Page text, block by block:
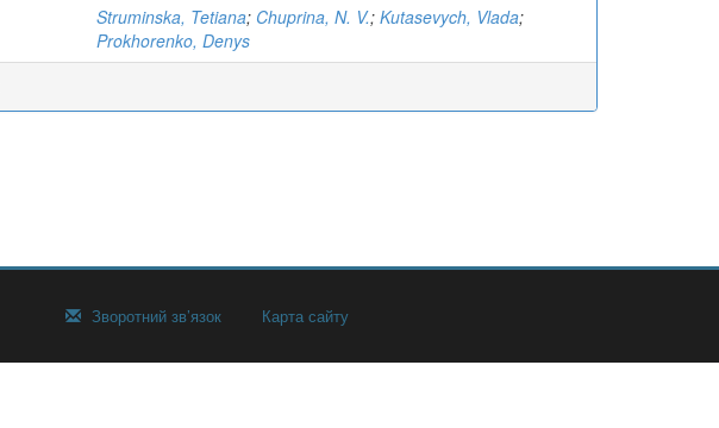
Struminska, Tetiana; Chuprina, N. V.; Kutasevych, Vlada;
Prokhorenko, Denys
Зворотний зв’язок Карта сайту